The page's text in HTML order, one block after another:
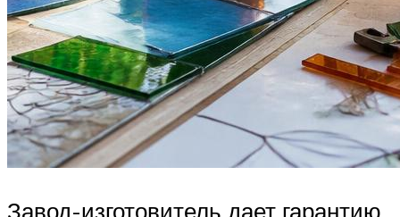
Завод-изготовитель дает гарантию